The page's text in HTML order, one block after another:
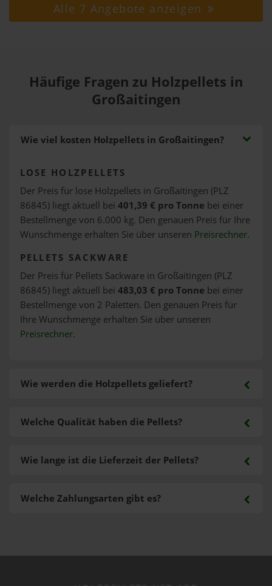
Alle 7 Angebote anzeigen
Häufige Fragen zu Holzpellets in
Großaitingen
Wie viel kosten Holzpellets in Großaitingen?
LOSE HOLZPELLETS
Der Preis für lose Holzpellets in Großaitingen (PLZ
86845) liegt aktuell bei 401,39 € pro Tonne bei einer
Bestellmenge von 6.000 kg. Den genauen Preis für Ihre
Wunschmenge erhalten Sie über unseren Preisrechner.
PELLETS SACKWARE
Der Preis für Pellets Sackware in Großaitingen (PLZ
86845) liegt aktuell bei 483,03 € pro Tonne bei einer
Bestellmenge von 2 Paletten. Den genauen Preis für
Ihre Wunschmenge erhalten Sie über unseren
Preisrechner.
Wie werden die Holzpellets geliefert?
Welche Zahlungsarten gibt es?
Welche Qualität haben die Pellets?
Wie lange ist die Lieferzeit der Pellets?